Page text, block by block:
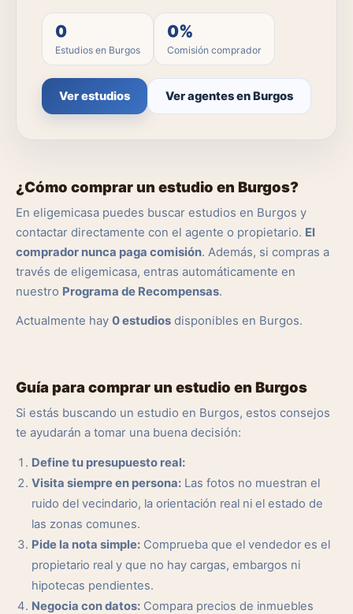
0
Estudios en Burgos
0%
Comisión comprador
Ver estudios Ver agentes en Burgos
¿Cómo comprar un estudio en Burgos?
En eligemicasa puedes buscar estudios en Burgos y
contactar directamente con el agente o propietario. El
comprador nunca paga comisión. Además, si compras a
través de eligemicasa, entras automáticamente en
nuestro Programa de Recompensas.
Actualmente hay 0 estudios disponibles en Burgos.
Guía para comprar un estudio en Burgos
Si estás buscando un estudio en Burgos, estos consejos
te ayudarán a tomar una buena decisión:
Define tu presupuesto real:
Visita siempre en persona: Las fotos no muestran el
ruido del vecindario, la orientación real ni el estado de
las zonas comunes.
Pide la nota simple: Comprueba que el vendedor es el
propietario real y que no hay cargas, embargos ni
hipotecas pendientes.
Negocia con datos: Compara precios de inmuebles